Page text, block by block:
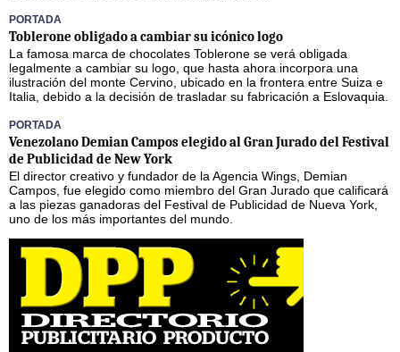
PORTADA
Toblerone obligado a cambiar su icónico logo
La famosa marca de chocolates Toblerone se verá obligada
legalmente a cambiar su logo, que hasta ahora incorpora una
ilustración del monte Cervino, ubicado en la frontera entre Suiza e
Italia, debido a la decisión de trasladar su fabricación a Eslovaquia.
PORTADA
Venezolano Demian Campos elegido al Gran Jurado del Festival
de Publicidad de New York
El director creativo y fundador de la Agencia Wings, Demian
Campos, fue elegido como miembro del Gran Jurado que calificará
a las piezas ganadoras del Festival de Publicidad de Nueva York,
uno de los más importantes del mundo.